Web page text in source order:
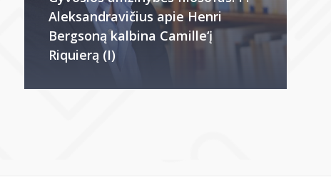
Aleksandravičius apie Henri
Bergsoną kalbina Camille‘į
Riquierą (I)